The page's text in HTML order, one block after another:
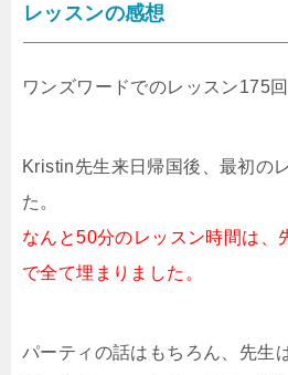
レッスンの感想
ワンズワードでのレッスン175回
Kristin先生来日帰国後、最初の
た。
なんと50分のレッスン時間は、
で全て埋まりました。
パーティの話はもちろん、先生